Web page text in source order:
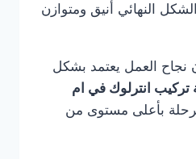
النهائي أنيق ومتوازن
العمل يعتمد بشكل
انترلوك في ام
بأعلى مستوى من